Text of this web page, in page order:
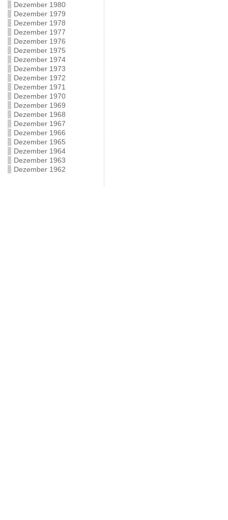
Dezember 1980
Dezember 1979
Dezember 1978
Dezember 1977
Dezember 1976
Dezember 1975
Dezember 1974
Dezember 1973
Dezember 1972
Dezember 1971
Dezember 1970
Dezember 1969
Dezember 1968
Dezember 1967
Dezember 1966
Dezember 1965
Dezember 1964
Dezember 1963
Dezember 1962